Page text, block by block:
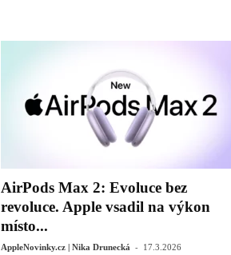
AirPods Max 2: Evoluce bez
revoluce. Apple vsadil na výkon
místo...
AppleNovinky.cz | Nika Drunecká - 17.3.2026